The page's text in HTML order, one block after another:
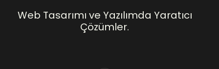
Web Tasarımı ve Yazılımda Yaratıcı
Çözümler.